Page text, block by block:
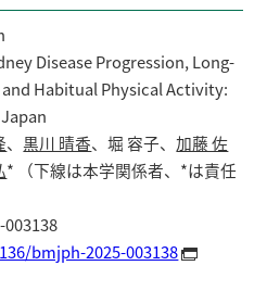
Disease Progression, Long-
Habitual Physical Activity:
、黒川 晴香、堀 容子、加藤 佐
* （下線は本学関係者、*は責任
003138
bmjph-2025-003138